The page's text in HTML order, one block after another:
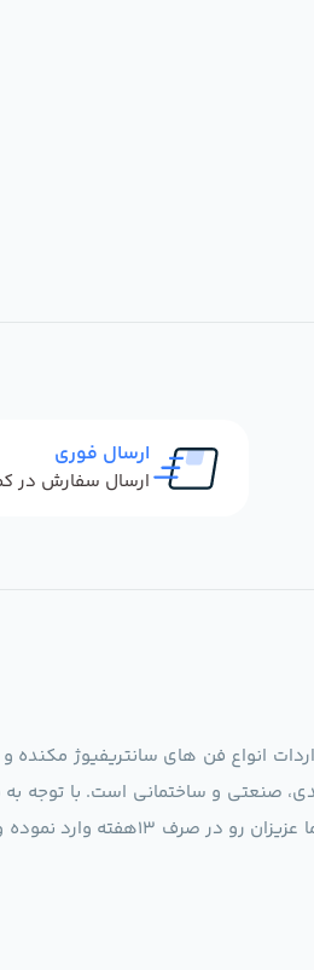
ارسال فوری
انواع فن های سانتریفیوژ مکنده
صنعتی و ساختمانی است. با توجه به
مجموعه ما در نظر دارد کالاهای